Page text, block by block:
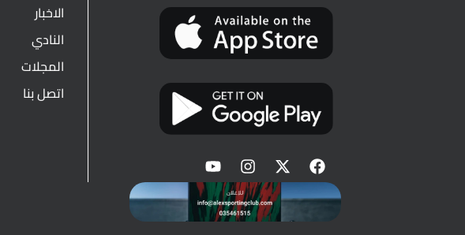
الاخبار
النادي
المجلات
اتصل بنا